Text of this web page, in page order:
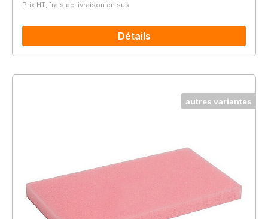
Prix HT, frais de livraison en sus
Détails
autres variantes